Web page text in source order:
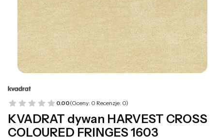
0.00(Oceny: 0 Recenzje: 0)
KVADRAT dywan HARVEST CROSS
COLOURED FRINGES 1603